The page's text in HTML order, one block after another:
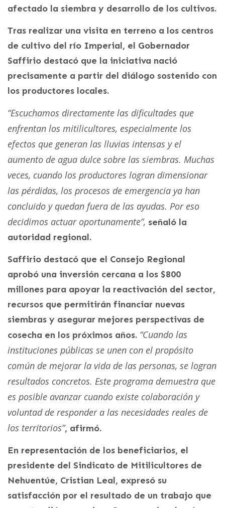
afectado la siembra y desarrollo de los cultivos.
Tras realizar una visita en terreno a los centros
de cultivo del río Imperial, el Gobernador
Saffirio destacó que la iniciativa nació
precisamente a partir del diálogo sostenido con
los productores locales.
“Escuchamos directamente las dificultades que
enfrentan los mitilicultores, especialmente los
efectos que generan las lluvias intensas y el
aumento de agua dulce sobre las siembras. Muchas
veces, cuando los productores logran dimensionar
las pérdidas, los procesos de emergencia ya han
concluido y quedan fuera de las ayudas. Por eso
decidimos actuar oportunamente”, señaló la
autoridad regional.
Saffirio destacó que el Consejo Regional
aprobó una inversión cercana a los $800
millones para apoyar la reactivación del sector,
recursos que permitirán financiar nuevas
siembras y asegurar mejores perspectivas de
cosecha en los próximos años. “Cuando las
instituciones públicas se unen con el propósito
común de mejorar la vida de las personas, se logran
resultados concretos. Este programa demuestra que
es posible avanzar cuando existe colaboración y
voluntad de responder a las necesidades reales de
los territorios”, afirmó.
En representación de los beneficiarios, el
presidente del Sindicato de Mitilicultores de
Nehuentúe, Cristian Leal, expresó su
satisfacción por el resultado de un trabajo que